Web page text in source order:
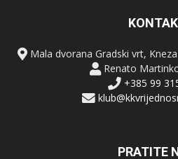
Mala dvorana Gradski vrt,
Renato
+385 99
PRATITE